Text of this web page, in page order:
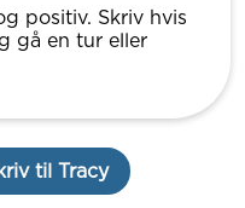
positiv. Skriv hvis
gå en tur eller
til Tracy